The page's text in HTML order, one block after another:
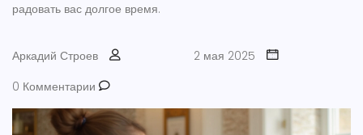
радовать вас долгое время.
Аркадий Строев
2 мая 2025
0 Комментарии